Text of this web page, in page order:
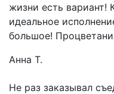
жизни есть вариант!
идеальное
большое!
Анна Т.
Не раз заказывал